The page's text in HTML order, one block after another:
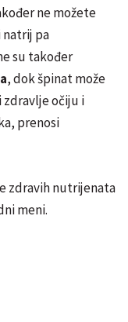
ne možete
natrij pa
su također
, dok špinat može
očiju i
prenosi
zdravih nutrijenata
meni.